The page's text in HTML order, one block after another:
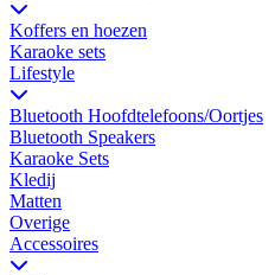
Koffers en hoezen
Karaoke sets
Lifestyle
Bluetooth Hoofdtelefoons/Oortjes
Bluetooth Speakers
Karaoke Sets
Kledij
Matten
Overige
Accessoires